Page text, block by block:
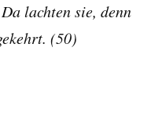
lachten sie, denn
(50)